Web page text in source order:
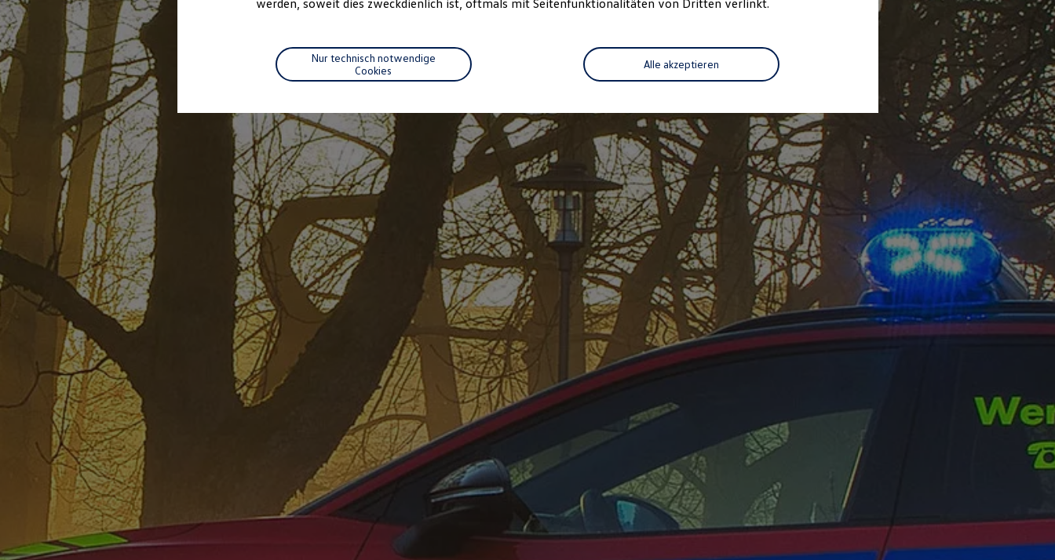
Sicherheit
Garantie und Lebensdauer
Nachhaltigkeit
Technologie
Kosten und Kauf
Verbrauchskosten
Kaufoptionen
E-Auto-Förderung
Software und Konnektivität
Die ID. Software 6
ID. Software Versionen und Updates
Digitale Extras
Schnittstellen zu Ihrem ID.
Hybridautos
Marke und Erlebnis
Volkswagen R und R Experience
R-Modelle
R Experience
Driving Experience
Volkswagen entdecken
Werkbesichtigung
Factory visit
Lifestyle Shop
T-Roc Kollektion
Golf Kollektion
ID. Kollektion
Volkswagen Kollektion
R-Kollektion
GTI Kollektion
Fußball Drop
we drive football
#wedriveproud
Besitzer und Service
myVolkswagen
Software Updates
Service und Ersatzteile
Inspektion und HU/AU
Reparaturen und Checks
Motorenöl und Flüssigkeiten
werden, soweit dies zweckdienlich ist, oftmals mit Seitenfunktionalitäten von Dritten verlinkt.
Alle akzeptieren
Nur technisch notwendige
Cookies